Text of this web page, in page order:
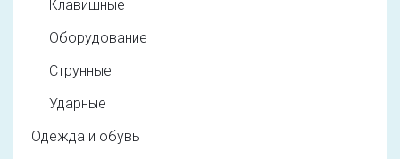
Клавишные
Оборудование
Струнные
Ударные
Одежда и обувь